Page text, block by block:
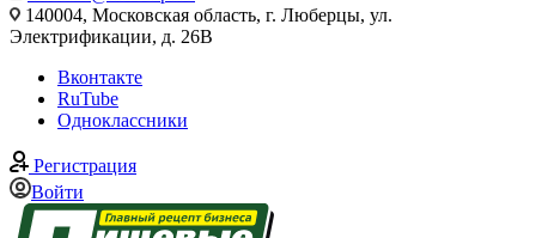
140004, Московская область, г. Люберцы, ул.
Электрификации, д. 26В
Вконтакте
RuTube
Одноклассники
Регистрация
Войти